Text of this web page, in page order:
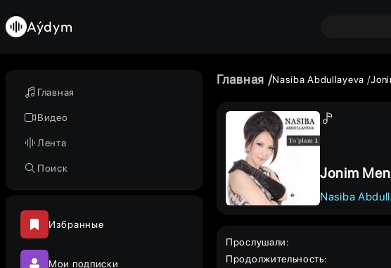
Главная
Видео
Лента
Поиск
Избранные
Мои подписки
Aýdym
Главная Nasiba Abdullayeva
Jonim
Nasiba
Прослушали:
Продолжительность: